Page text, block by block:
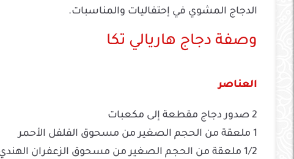
الدجاج المشوي في إحتفاليات والمناسبات.
وصفة دجاج هاريالي تكا
العناصر
2 صدور دجاج مقطعة إلى مكعبات
1 ملعقة من الحجم الصغير من مسحوق الفلفل الأحمر
1/2 ملعقة من الحجم الصغير من مسحوق الزعفران الهندي (هالدي)